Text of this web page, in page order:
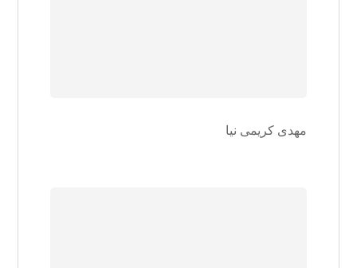
مهدی کریمی نیا